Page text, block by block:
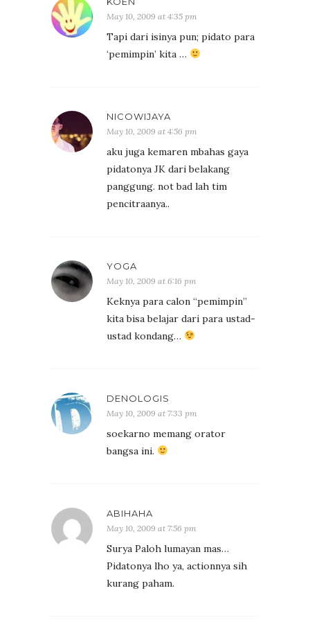
May 10, 2009 at 4:35 pm
Tapi dari isinya pun; pidato para
‘pemimpin’ kita …
NICOWIJAYA
May 10, 2009 at 4:56 pm
aku juga kemaren mbahas gaya
pidatonya JK dari belakang
panggung. not bad lah tim
pencitraanya..
YOGA
May 10, 2009 at 6:16 pm
Keknya para calon “pemimpin”
kita bisa belajar dari para ustad-
ustad kondang…
DENOLOGIS
May 10, 2009 at 7:33 pm
soekarno memang orator
bangsa ini.
ABIHAHA
May 10, 2009 at 7:56 pm
Surya Paloh lumayan mas…
Pidatonya lho ya, actionnya sih
kurang paham.